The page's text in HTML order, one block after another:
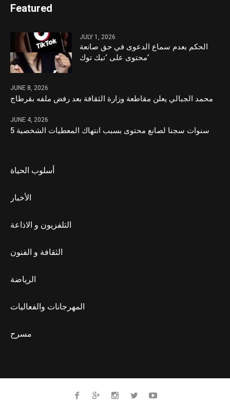
Featured
JULY 1, 2026
الحكم بعدم سماع الدعوى في حق صانعة
محتوى على ‘تيك توك’
JUNE 8, 2026
محمد الجبالي يعلن مقاطعة وزارة الثقافة بعد رفض ملفه بقرطاج
JUNE 4, 2026
5 سنوات سجنا لصانع محتوى بسبب انتهاك المعطيات الشخصية
أسلوب الحياة
الأخبار
التلفزيون و الاذاعة
الثقافة و الفنون
الرياضة
المهرجانات والفعاليات
مسرح